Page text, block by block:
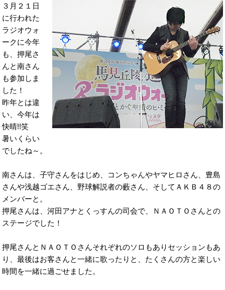
３月２１日
に行われた
ラジオウォ
ークに今年
も、押尾さ
んと南さん
も参加しま
した！
昨年とは違
い、今年は
快晴!!笑
暑いくらい
でしたね～。
南さんは、子守さんをはじめ、コンちゃんやヤマヒロさん、豊島
さんや浅越ゴエさん、野球解説者の藪さん、そしてＡＫＢ４８の
メンバーと。
押尾さんは、河田アナとくっすんの司会で、ＮＡＯＴＯさんとの
ステージでした！
押尾さんとＮＡＯＴＯさんそれぞれのソロもありセッションもあ
り、最後はお客さんと一緒に歌ったりと、たくさんの方と楽しい
時間を一緒に過ごせました。